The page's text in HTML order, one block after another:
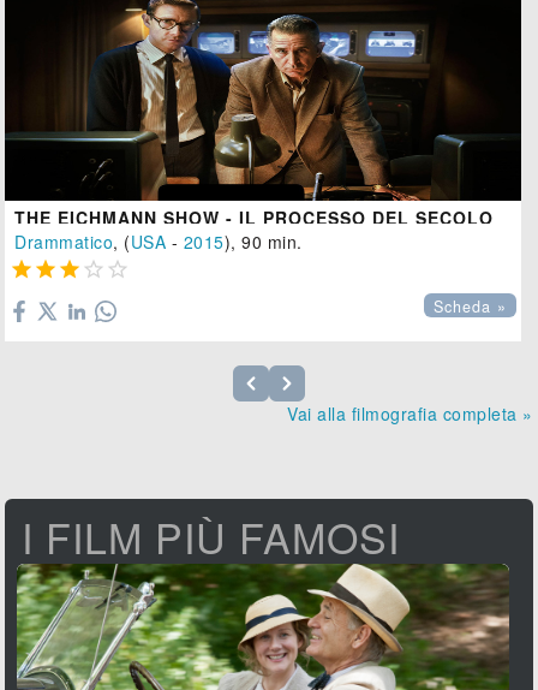
THE EICHMANN SHOW - IL PROCESSO DEL SECOLO
Drammatico, (USA - 2015), 90 min.
    
Scheda »
Vai alla filmografia completa »
I FILM PIÙ FAMOSI